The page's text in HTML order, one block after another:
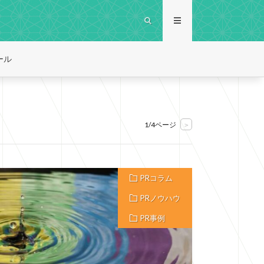
ル
1/4ページ >
PRコラム
PRノウハウ
PR事例